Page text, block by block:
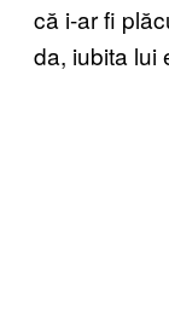
că i-ar fi
da, iubita lui